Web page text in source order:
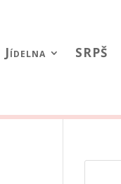
Jídelna SRPŠ